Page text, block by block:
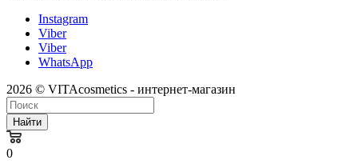
Instagram
Viber
Viber
WhatsApp
2026 © VITAcosmetics - интернет-магазин
Найти
0